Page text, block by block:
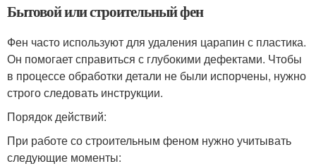
Бытовой или строительный фен
Фен часто используют для удаления царапин с пластика.
Он помогает справиться с глубокими дефектами. Чтобы
в процессе обработки детали не были испорчены, нужно
строго следовать инструкции.
Порядок действий:
При работе со строительным феном нужно учитывать
следующие моменты: